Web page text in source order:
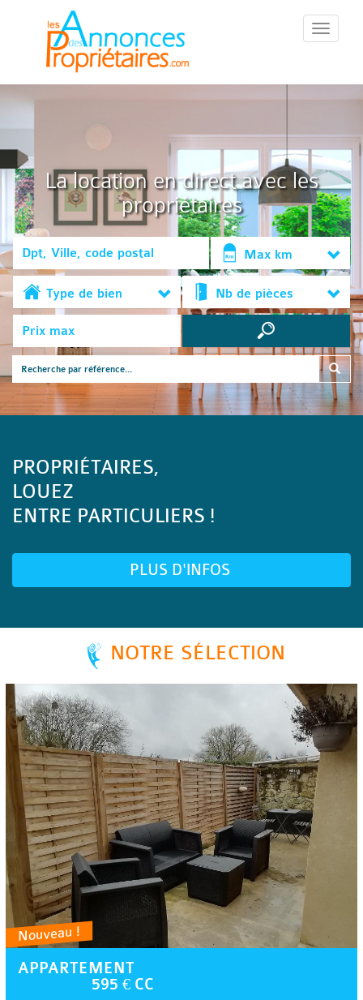
::Menu::
La location en direct avec les
propriétaires
Max km
Type de bien Nb de pièces
PROPRIÉTAIRES,
LOUEZ
ENTRE PARTICULIERS !
PLUS D'INFOS
NOTRE SÉLECTION
Nouveau !
APPARTEMENT
595 € CC